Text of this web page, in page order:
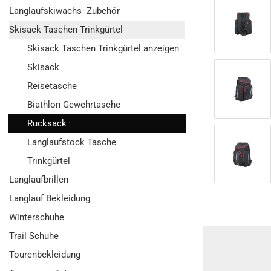
Langlaufskiwachs- Zubehör
Skisack Taschen Trinkgürtel
Skisack Taschen Trinkgürtel anzeigen
Skisack
Reisetasche
Biathlon Gewehrtasche
Rucksack
Langlaufstock Tasche
Trinkgürtel
Langlaufbrillen
Langlauf Bekleidung
Winterschuhe
Trail Schuhe
Tourenbekleidung